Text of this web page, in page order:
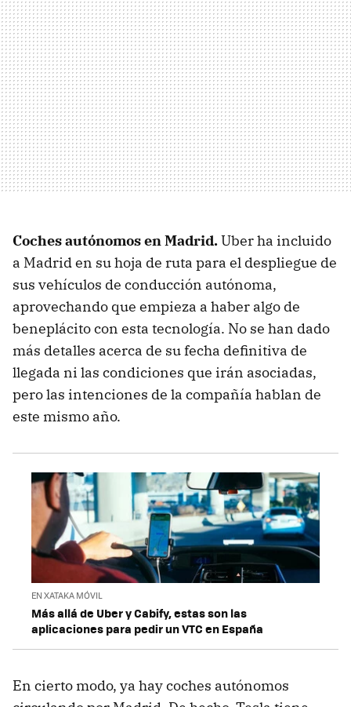
Coches autónomos en Madrid.Uber ha incluido
a Madrid en su hoja de ruta para el despliegue de
sus vehículos de conducción autónoma,
aprovechando que empieza a haber algo de
beneplácito con esta tecnología. No se han dado
más detalles acerca de su fecha definitiva de
llegada ni las condiciones que irán asociadas,
pero las intenciones de la compañía hablan de
este mismo año.
EN XATAKA MÓVIL
Más allá de Uber y Cabify, estas son las
aplicaciones para pedir un VTC en España
En cierto modo, ya hay coches autónomos